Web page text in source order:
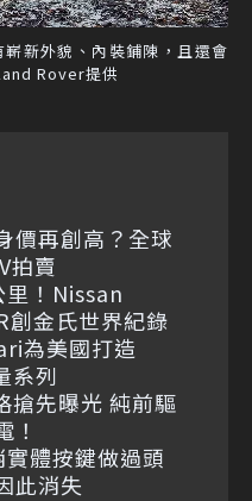
新外貌、內裝鋪陳，且還會
Rover提供
價再創高？全球
拍賣
！Nissan
創金氏世界紀錄
為美國打造
系列
先曝光 純前驅
！
實體按鍵做過頭
此消失